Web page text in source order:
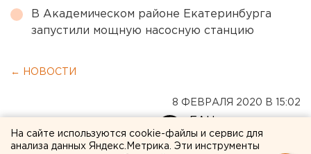
В Академическом районе Екатеринбурга
запустили мощную насосную станцию
← НОВОСТИ
8 ФЕВРАЛЯ 2020 В 15:02
На сайте используются cookie-файлы и сервис для
анализа данных Яндекс.Метрика. Эти инструменты